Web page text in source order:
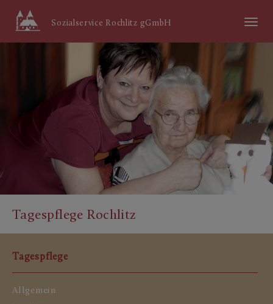
Menü
ein/aus
Sozialservice Rochlitz gGmbH
Tagespflege Rochlitz
Tagespflege
Allgemein